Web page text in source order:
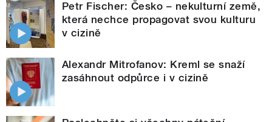
Petr Fischer: Česko – nekulturní země,
která nechce propagovat svou kulturu
v cizině
Alexandr Mitrofanov: Kreml se snaží
zasáhnout odpůrce i v cizině